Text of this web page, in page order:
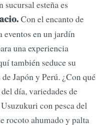
esteña es
Con el encanto de
eventos en un jardín
una experiencia
también seduce su
Japón y Perú. ¿Con qué
día, variedades de
con pesca del
rocoto ahumado y palta